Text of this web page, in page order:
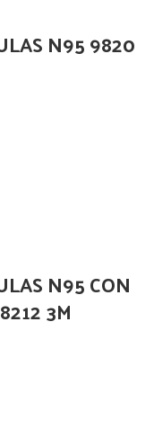
N95 9820
N95 CON
3M